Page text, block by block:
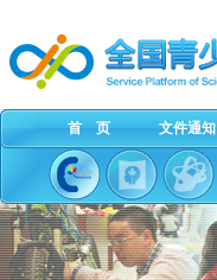
首 页 文件通知